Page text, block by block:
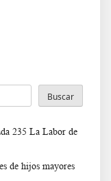
Buscar
235 La Labor de
de hijos mayores